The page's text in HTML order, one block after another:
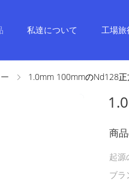
私達について 工場旅
1.0mm 100mmのNd128
商
起源
ブラ